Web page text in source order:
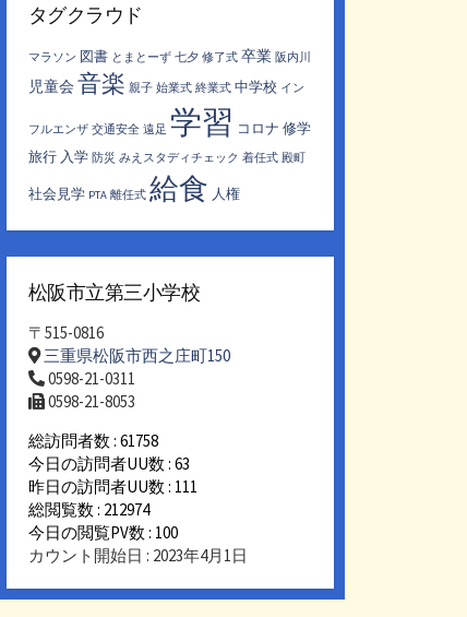
イ
タグクラウド
マラソン 図書 とまとーず 七夕 修了式 卒業 阪内川
児童会 音楽 親子 始業式 終業式 中学校 イン
フルエンザ 交通安全 遠足 学習 コロナ 修学
旅行 入学 防災 みえスタディチェック 着任式 殿町
社会見学 PTA 離任式 給食 人権
松阪市立第三小学校
〒515-0816
三重県松阪市西之庄町150
0598-21-0311
0598-21-8053
総訪問者数 : 61758
今日の訪問者UU数 : 63
昨日の訪問者UU数 : 111
総閲覧数 : 212974
今日の閲覧PV数 : 100
カウント開始日 : 2023年4月1日